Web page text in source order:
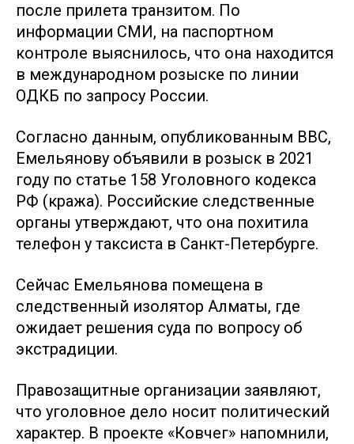
после прилета транзитом. По
информации СМИ, на паспортном
контроле выяснилось, что она находится
в международном розыске по линии
ОДКБ по запросу России.
Согласно данным, опубликованным ВВС,
Емельянову объявили в розыск в 2021
году по статье 158 Уголовного кодекса
РФ (кража). Российские следственные
органы утверждают, что она похитила
телефон у таксиста в Санкт-Петербурге.
Сейчас Емельянова помещена в
следственный изолятор Алматы, где
ожидает решения суда по вопросу об
экстрадиции.
Правозащитные организации заявляют,
что уголовное дело носит политический
характер. В проекте «Ковчег» напомнили,